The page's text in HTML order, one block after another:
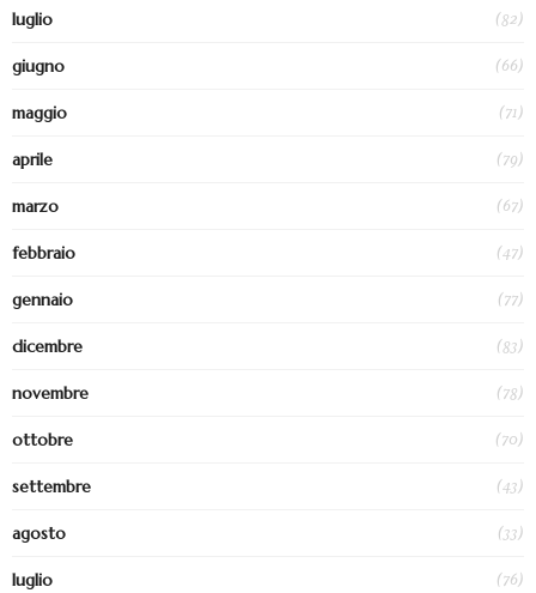
luglio (82)
giugno (66)
maggio (71)
aprile (79)
marzo (67)
febbraio (47)
gennaio (77)
dicembre (83)
novembre (78)
ottobre (70)
settembre (43)
agosto (33)
luglio (76)